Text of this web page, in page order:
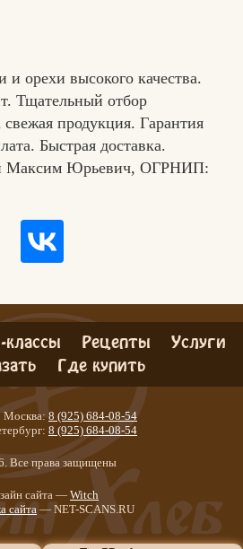
орехи высокого качества.
Тщательный отбор
продукция. Гарантия
Быстрая доставка.
Максим Юрьевич, ОГРНИП:
классы Рецепты Услуги
Где купить
Москва: 8 (925) 684-08-54
8 (925) 684-08-54
Все права защищены
сайта — Witch
сайта — NET-SCANS.RU